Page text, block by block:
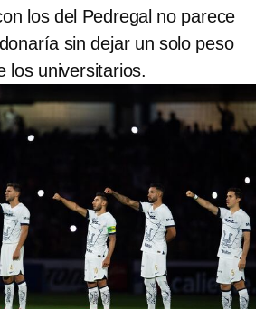
los del Pedregal no parece
sin dejar un solo peso
los universitarios.